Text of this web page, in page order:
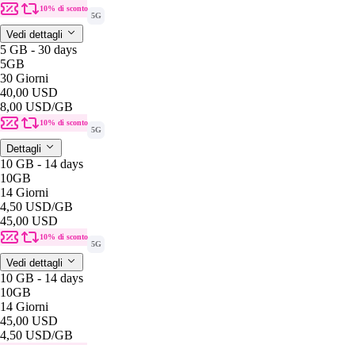
10% di sconto
5G
Vedi dettagli
5 GB - 30 days
5GB
30 Giorni
40,00 USD
8,00 USD/GB
10% di sconto
5G
Dettagli
10 GB - 14 days
10GB
14 Giorni
4,50 USD/GB
45,00 USD
10% di sconto
5G
Vedi dettagli
10 GB - 14 days
10GB
14 Giorni
45,00 USD
4,50 USD/GB